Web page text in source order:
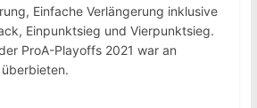
Einfache Verlängerung inklusive
Einpunktsieg und Vierpunktsieg.
ProA-Playoffs 2021 war an